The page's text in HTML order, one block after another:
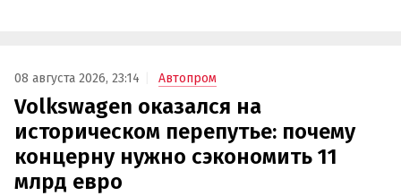
08 августа 2026, 23:14 Автопром
Volkswagen оказался на
историческом перепутье: почему
концерну нужно сэкономить 11
млрд евро